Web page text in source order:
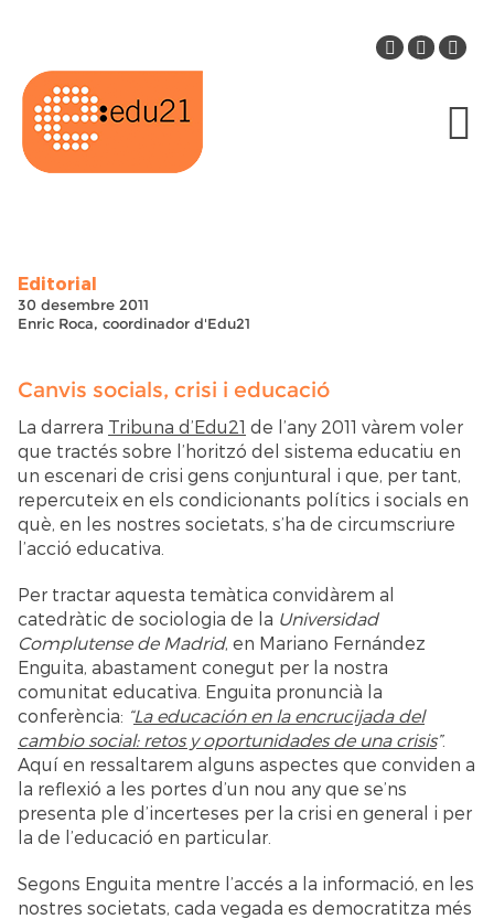
Editorial
30 desembre 2011
Enric Roca, coordinador d'Edu21
Canvis socials, crisi i educació
La darrera Tribuna d’Edu21 de l’any 2011 vàrem voler
que tractés sobre l’horitzó del sistema educatiu en
un escenari de crisi gens conjuntural i que, per tant,
repercuteix en els condicionants polítics i socials en
què, en les nostres societats, s’ha de circumscriure
l’acció educativa.
Per tractar aquesta temàtica convidàrem al
catedràtic de sociologia de la Universidad
Complutense de Madrid, en Mariano Fernández
Enguita, abastament conegut per la nostra
comunitat educativa. Enguita pronuncià la
conferència: “La educación en la encrucijada del
cambio social: retos y oportunidades de una crisis”.
Aquí en ressaltarem alguns aspectes que conviden a
la reflexió a les portes d’un nou any que se’ns
presenta ple d’incerteses per la crisi en general i per
la de l’educació en particular.
Segons Enguita mentre l’accés a la informació, en les
nostres societats, cada vegada es democratitza més